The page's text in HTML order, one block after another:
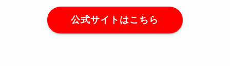
公式サイトはこちら